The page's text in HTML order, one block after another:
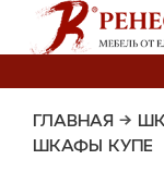
ГЛАВНАЯ →
ШКАФЫ КУПЕ